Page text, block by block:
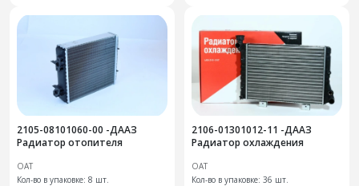
2105-08101060-00 -ДААЗ
Радиатор отопителя
ОАТ
Кол-во в упаковке: 8 шт.
2106-01301012-11 -ДААЗ
Радиатор охлаждения
ОАТ
Кол-во в упаковке: 36 шт.